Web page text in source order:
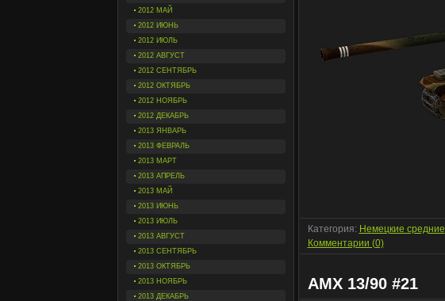
2012 МАЙ
2012 ИЮНЬ
2012 ИЮЛЬ
2012 АВГУСТ
2012 СЕНТЯБРЬ
2012 ОКТЯБРЬ
2012 НОЯБРЬ
2012 ДЕКАБРЬ
2013 ЯНВАРЬ
2013 ФЕВРАЛЬ
2013 МАРТ
2013 АПРЕЛЬ
2013 МАЙ
2013 ИЮНЬ
2013 ИЮЛЬ
2013 АВГУСТ
2013 СЕНТЯБРЬ
2013 ОКТЯБРЬ
2013 НОЯБРЬ
2013 ДЕКАБРЬ
Категория: Немецкие средние
Комментарии (0)
AMX 13/90 #21